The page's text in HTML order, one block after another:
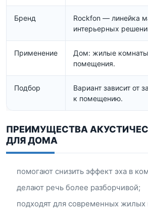
Бренд
Rockfon — линейка
интерьерных
Применение
Дом: жилые
помещения.
Подбор
Вариант зависит от
к помещению.
ПРЕИМУЩЕСТВА
ДЛЯ ДОМА
помогают снизить эффект эха в
делают речь более разборчивой;
подходят для современных жилых